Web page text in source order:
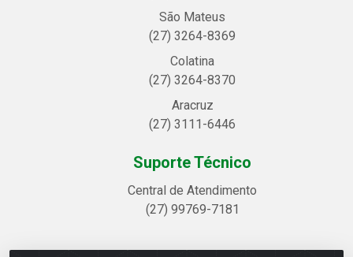
São Mateus
(27) 3264-8369
Colatina
(27) 3264-8370
Aracruz
(27) 3111-6446
Suporte Técnico
Central de Atendimento
(27) 99769-7181